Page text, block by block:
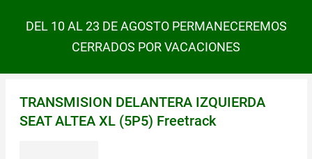
DEL 10 AL 23 DE AGOSTO PERMANECEREMOS
CERRADOS POR VACACIONES
TRANSMISION DELANTERA IZQUIERDA
SEAT ALTEA XL (5P5) Freetrack